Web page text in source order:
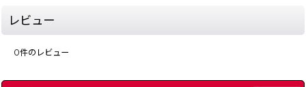
レビュー
0件のレビュー